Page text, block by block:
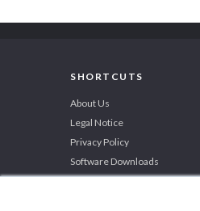
SHORTCUTS
About Us
Legal Notice
Privacy Policy
Software Downloads